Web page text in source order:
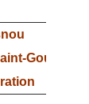
Gouesnou